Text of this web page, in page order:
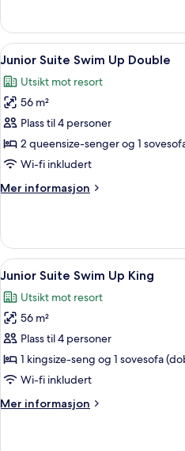
sovesofa,
ved
havkanten
(Club,
Swim
Up)
–
junior,
1
seng
med
ved
havkanten
(Club,
Swim
Up)
Åpne
alle
bildene
av
Junior
Suite
Swim
Double
5
Junior Suite Swim Up Double
Utsikt mot resort
56 m²
Plass til 4 personer
2 queensize-senger og 1
Wi-fi inkludert
Mer informasjon
Mer
Suite
Swim
Up
Åpne
alle
bildene
av
Junior
Suite
Swim
King
5
Junior Suite Swim Up King
Utsikt mot resort
56 m²
Plass til 4 personer
1 kingsize-seng og 1 sovesofa
Wi-fi inkludert
Mer informasjon
Mer